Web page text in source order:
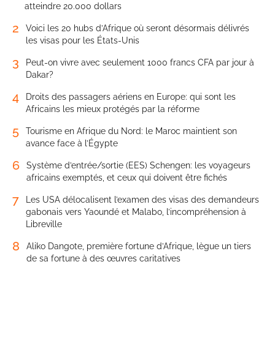
atteindre 20.000 dollars
2
Voici les 20 hubs d’Afrique où seront désormais délivrés
les visas pour les États-Unis
3
Peut-on vivre avec seulement 1000 francs CFA par jour à
Dakar?
4
Droits des passagers aériens en Europe: qui sont les
Africains les mieux protégés par la réforme
5
Tourisme en Afrique du Nord: le Maroc maintient son
avance face à l’Égypte
6
Système d’entrée/sortie (EES) Schengen: les voyageurs
africains exemptés, et ceux qui doivent être fichés
7
Les USA délocalisent l’examen des visas des demandeurs
gabonais vers Yaoundé et Malabo, l’incompréhension à
Libreville
8
Aliko Dangote, première fortune d’Afrique, lègue un tiers
de sa fortune à des œuvres caritatives